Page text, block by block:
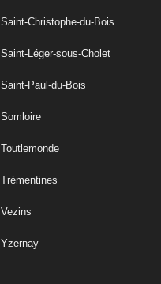
Saint-Christophe-du-Bois
Saint-Léger-sous-Cholet
Saint-Paul-du-Bois
Somloire
Toutlemonde
Trémentines
Vezins
Yzernay